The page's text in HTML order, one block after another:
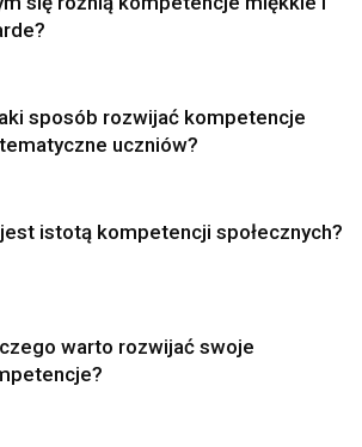
sposób rozwijać kompetencje
uczniów?
istotą kompetencji społecznych?
warto rozwijać swoje